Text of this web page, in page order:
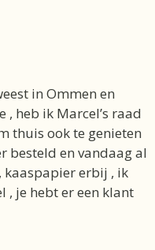
in Ommen en
heb ik Marcel’s raad
thuis ook te genieten
besteld en vandaag al
kaaspapier erbij , ik
, je hebt er een klant